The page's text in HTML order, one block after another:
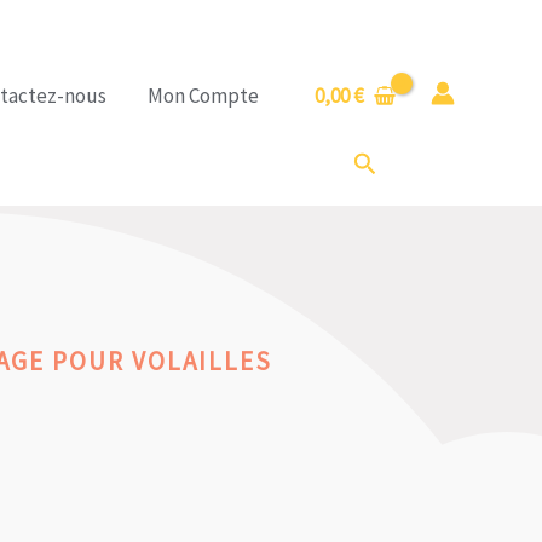
nous Mon Compte 0,00€
Rechercher
POUR VOLAILLES